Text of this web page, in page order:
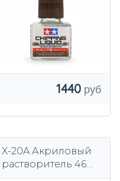
1440
X-20A Акриловый
растворитель 46